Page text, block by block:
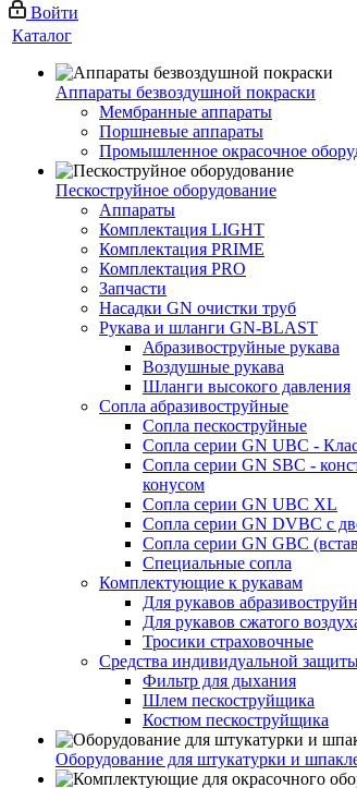
Войти
Каталог
Аппараты безвоздушной покраски
Мембранные аппараты
Поршневые аппараты
Промышленное окрасочное
Пескоструйное оборудование
Аппараты
Комплектация LIGHT
Комплектация PRIME
Комплектация PRO
Запчасти
Насадки GN очистки труб
Рукава и шланги GN-BLAST
Абразивоструйные рукава
Воздушные рукава
Шланги высокого давления
Сопла абразивоструйные
Сопла пескоструйные
Сопла серии GN UBC -
Сопла серии GN SBC -
конусом
Сопла серии GN UBC XL
Сопла серии GN DVBC с
Сопла серии GN GBC
Специальные сопла
Комплектующие к рукавам
Для рукавов
Для рукавов сжатого
Тросики страховочные
Средства индивидуальной
Фильтр для дыхания
Шлем пескоструйщика
Костюм пескоструйщика
Оборудование для штукатурки и